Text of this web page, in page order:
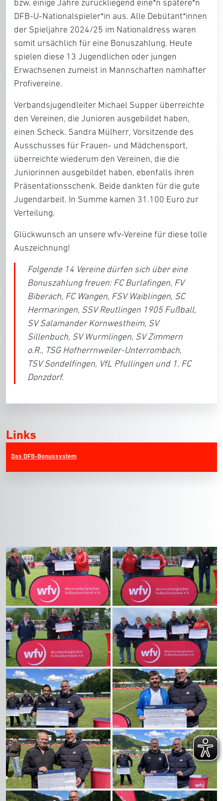
bzw. einige Jahre zurückliegend eine*n spätere*n
DFB-U-Nationalspieler*in aus. Alle Debütant*innen
der Spieljahre 2024/25 im Nationaldress waren
somit ursächlich für eine Bonuszahlung. Heute
spielen diese 13 Jugendlichen oder jungen
Erwachsenen zumeist in Mannschaften namhafter
Profivereine.
Verbandsjugendleiter Michael Supper überreichte
den Vereinen, die Junioren ausgebildet haben,
einen Scheck. Sandra Mülherr, Vorsitzende des
Ausschusses für Frauen- und Mädchensport,
überreichte wiederum den Vereinen, die die
Juniorinnen ausgebildet haben, ebenfalls ihren
Präsentationsschenk. Beide dankten für die gute
Jugendarbeit. In Summe kamen 31.100 Euro zur
Verteilung.
Glückwunsch an unsere wfv-Vereine für diese tolle
Auszeichnung!
Folgende 14 Vereine dürfen sich über eine
Bonuszahlung freuen: FC Burlafingen, FV
Biberach, FC Wangen, FSV Waiblingen, SC
Hermaringen, SSV Reutlingen 1905 Fußball,
SV Salamander Kornwestheim, SV
Sillenbuch, SV Wurmlingen, SV Zimmern
o.R., TSG Hofherrnweiler-Unterrombach,
TSV Sondelfingen, VfL Pfullingen und 1. FC
Donzdorf.
Links
Das DFB-Bonussystem